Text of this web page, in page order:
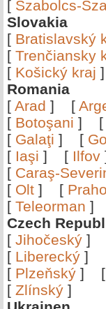
[ Szabolcs-
Slovakia
[ Bratislavský
[ Trenčiansky
[ Košický kraj
Romania
[ Arad ] [
[ Botoşani ] [
[ Galaţi ] [
[ Iaşi ] [ Ilfov
[ Caraş-
[ Olt ] [
[ Teleorman ]
Czech
[ Jihočeský ]
[ Liberecký ]
[ Plzeňský ] [
[ Zlínský ]